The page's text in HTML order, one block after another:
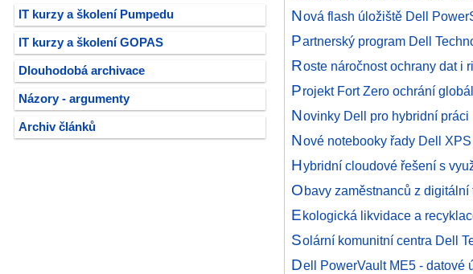
IT kurzy a školení Pumpedu
IT kurzy a školení GOPAS
Dlouhodobá archivace
Názory - argumenty
Archiv článků
Nová flash úložiště Dell
Partnerský program Dell
Roste náročnost ochrany dat i
Projekt Fort Zero ochrání
Novinky Dell pro hybridní práci
Nové notebooky řady Dell XPS
Hybridní cloudové řešení s
Obavy zaměstnanců z digitální
Ekologická likvidace a
Solární komunitní centra Dell
Dell PowerVault ME5 - datové